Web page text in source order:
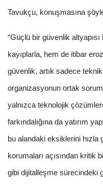
Tavukçu, konuşmasına
“Güçlü bir güvenlik
kayıplarla, hem de itibar
güvenlik, artık sadece
organizasyonun ortak
yalnızca teknolojik
farkındalığına da yatırım
bu alandaki eksiklerini
korumaları açısından kritik
gibi dijitalleşme sürecindeki